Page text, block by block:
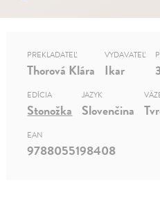
PREKLADATEĽ
Thorová Klára
VYDAVATEĽ
Ikar
EDÍCIA
Stonožka
JAZYK
Slovenčina
EAN
9788055198408